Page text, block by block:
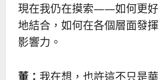
現在我仍在摸索——如何更好
地結合，如何在各個層面發揮
影響力。
董： 我在想，也許這不只是華